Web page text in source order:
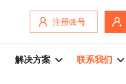
注册账号
解决方案 联系我们